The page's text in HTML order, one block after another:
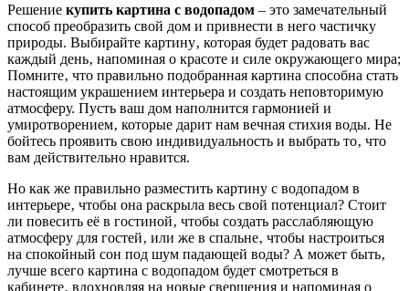
Решение купить картина с водопадом – это замечательный
способ преобразить свой дом и привнести в него частичку
природы. Выбирайте картину‚ которая будет радовать вас
каждый день‚ напоминая о красоте и силе окружающего мира;
Помните‚ что правильно подобранная картина способна стать
настоящим украшением интерьера и создать неповторимую
атмосферу. Пусть ваш дом наполнится гармонией и
умиротворением‚ которые дарит нам вечная стихия воды. Не
бойтесь проявить свою индивидуальность и выбрать то‚ что
вам действительно нравится.
Но как же правильно разместить картину с водопадом в
интерьере‚ чтобы она раскрыла весь свой потенциал? Стоит
ли повесить её в гостиной‚ чтобы создать расслабляющую
атмосферу для гостей‚ или же в спальне‚ чтобы настроиться
на спокойный сон под шум падающей воды? А может быть‚
лучше всего картина с водопадом будет смотреться в
кабинете‚ вдохновляя на новые свершения и напоминая о